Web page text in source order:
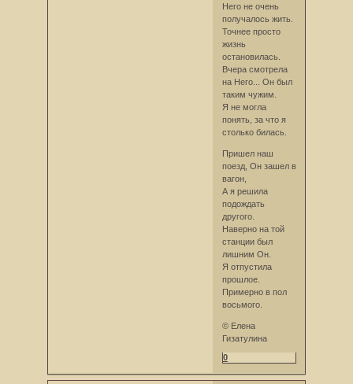
Него не очень
получалось жить.
Точнее просто
жизнь
остановилась.
Вчера смотрела
на Него... Он был
таким чужим.
Я не могла
понять, за что я
столько билась.
Пришел наш
поезд, Он зашел в
вагон,
А я решила
подождать
другого.
Наверно на той
станции был
лишним Он.
Я отпустила
прошлое.
Примерно в пол
восьмого.
© Елена
Гизатулина
0